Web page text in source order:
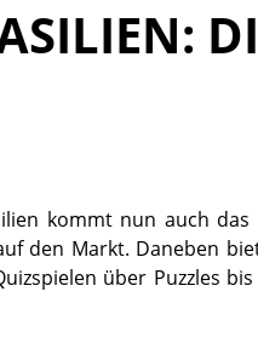
kommt nun auch
den Markt. Daneben
über Puzzles